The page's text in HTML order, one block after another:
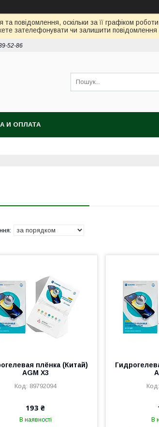
повідомлення, оскільки за її графіком
зателефонувати чи залишити
52-86
И ОПЛАТА
плёнка (Китай)
AGM X3
89792094
193 ₴
В наявності В